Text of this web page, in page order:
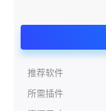
推荐软件
所需插件